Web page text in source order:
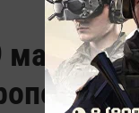
мая в